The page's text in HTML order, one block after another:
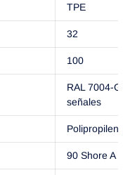
TPE
32
100
RAL 7004-
señales
90 Shore A